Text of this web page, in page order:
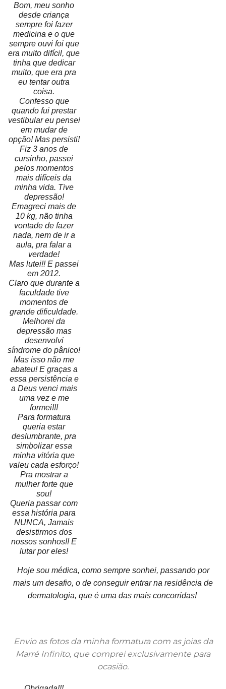
Bom, meu sonho
desde criança
sempre foi fazer
medicina e o que
sempre ouvi foi que
era muito difícil, que
tinha que dedicar
muito, que era pra
eu tentar outra
coisa.
Confesso que
quando fui prestar
vestibular eu pensei
em mudar de
opção! Mas persisti!
Fiz 3 anos de
cursinho, passei
pelos momentos
mais difíceis da
minha vida. Tive
depressão!
Emagreci mais de
10 kg, não tinha
vontade de fazer
nada, nem de ir a
aula, pra falar a
verdade!
Mas lutei!! E passei
em 2012.
Claro que durante a
faculdade tive
momentos de
grande dificuldade.
Melhorei da
depressão mas
desenvolvi
síndrome do pânico!
Mas isso não me
abateu! E graças a
essa persistência e
a Deus venci mais
uma vez e me
formei!!!
Para formatura
queria estar
deslumbrante, pra
simbolizar essa
minha vitória que
valeu cada esforço!
Pra mostrar a
mulher forte que
sou!
Queria passar com
essa história para
NUNCA, Jamais
desistirmos dos
nossos sonhos!! E
lutar por eles!
Hoje sou médica, como sempre sonhei, passando por
mais um desafio, o de conseguir entrar na residência de
dermatologia, que é uma das mais concorridas!
Envio as fotos da minha formatura com as joias da
Marré Infinito, que comprei exclusivamente para
ocasião.